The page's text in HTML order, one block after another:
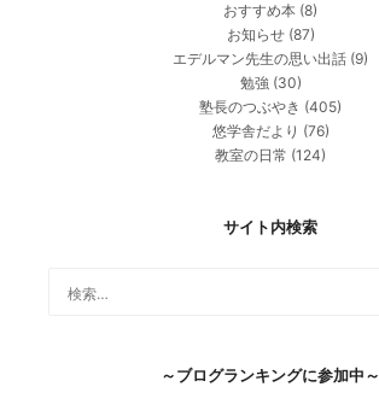
おすすめ本 (8)
お知らせ(87)
エデルマン先生の思い出話 (9)
勉強 (30)
塾長のつぶやき (405)
悠学舎だより (76)
教室の日常 (124)
サイト内検索
～ブログランキングに参加中～